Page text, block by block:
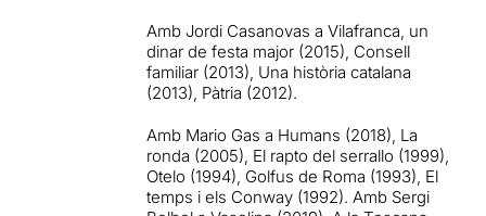
Amb Jordi Casanovas a Vilafranca, un
dinar de festa major (2015), Consell
familiar (2013), Una història catalana
(2013), Pàtria (2012).
Amb Mario Gas a Humans (2018), La
ronda (2005), El rapto del serrallo (1999),
Otelo (1994), Golfus de Roma (1993), El
temps i els Conway (1992). Amb Sergi